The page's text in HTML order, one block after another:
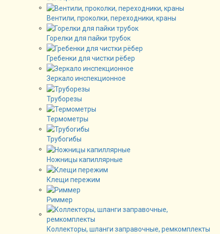
Вентили, проколки, переходники, краны
Горелки для пайки трубок
Гребенки для чистки рёбер
Зеркало инспекционное
Труборезы
Термометры
Трубогибы
Ножницы капиллярные
Клещи пережим
Риммер
Коллекторы, шланги заправочные, ремкомплекты